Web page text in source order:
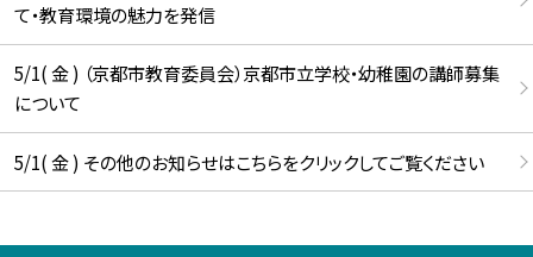
て・教育環境の魅力を発信
5/1( 金 ) （京都市教育委員会）京都市立学校・幼稚園の講師募集
について
5/1( 金 ) その他のお知らせはこちらをクリックしてご覧ください